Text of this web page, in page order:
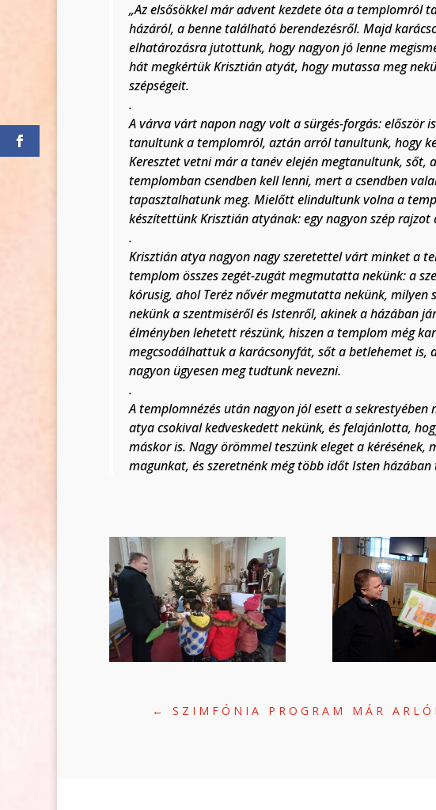
„Az elsősökkel már advent kezdete óta a templomról
házáról, a benne található berendezésről. Majd
elhatározásra jutottunk, hogy nagyon jó lenne
hát megkértük Krisztián atyát, hogy mutassa meg
szépségeit.
.
A várva várt napon nagy volt a sürgés-forgás: először
tanultunk a templomról, aztán arról tanultunk, hogy
Keresztet vetni már a tanév elején megtanultunk, sőt,
templomban csendben kell lenni, mert a csendben
tapasztalhatunk meg. Mielőtt elindultunk volna a
készítettünk Krisztián atyának: egy nagyon szép
.
Krisztián atya nagyon nagy szeretettel várt minket a
templom összes zegét-zugát megmutatta nekünk: a
kórusig, ahol Teréz nővér megmutatta nekünk, milyen
nekünk a szentmiséről és Istenről, akinek a házában
élményben lehetett részünk, hiszen a templom még
megcsodálhattuk a karácsonyfát, sőt a betlehemet is,
nagyon ügyesen meg tudtunk nevezni.
.
A templomnézés után nagyon jól esett a sekrestyében
atya csokival kedveskedett nekünk, és felajánlotta,
máskor is. Nagy örömmel teszünk eleget a kérésének,
magunkat, és szeretnénk még több időt Isten házában
← SZIMFÓNIA PROGRAM MÁR